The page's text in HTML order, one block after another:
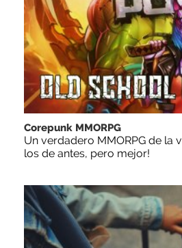
Corepunk MMORPG
Un verdadero MMORPG de la
los de antes, pero mejor!